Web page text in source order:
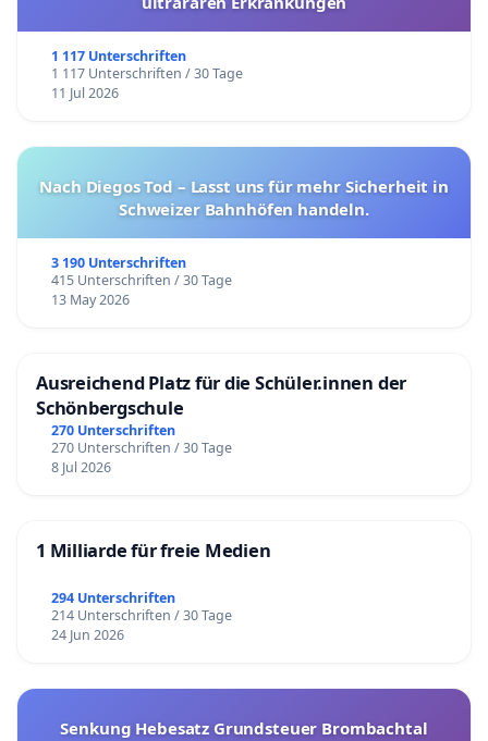
1 117 Unterschriften
1 117 Unterschriften / 30 Tage
11 Jul 2026
Nach Diegos Tod – Lasst uns für mehr Sicherheit in
Schweizer Bahnhöfen handeln.
3 190 Unterschriften
415 Unterschriften / 30 Tage
13 May 2026
Ausreichend Platz für die Schüler.innen der
Schönbergschule
270 Unterschriften
270 Unterschriften / 30 Tage
8 Jul 2026
1 Milliarde für freie Medien
294 Unterschriften
214 Unterschriften / 30 Tage
24 Jun 2026
Senkung Hebesatz Grundsteuer Brombachtal